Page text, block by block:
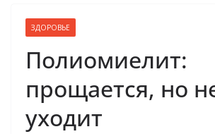
ЗДОРОВЬЕ
Полиомиелит:
прощается, но
уходит